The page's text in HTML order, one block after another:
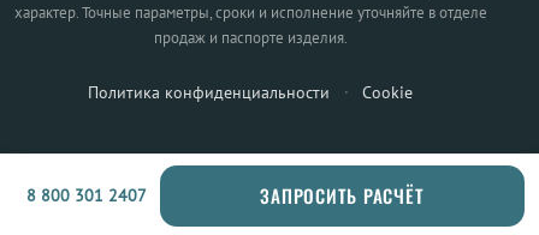
характер. Точные параметры, сроки и исполнение уточняйте в отделе
продаж и паспорте изделия.
Политика конфиденциальности · Cookie
8 800 301 2407 ЗАПРОСИТЬ РАСЧЁТ